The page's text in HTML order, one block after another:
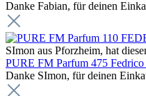
Danke Fabian, für deinen
SImon aus Pforzheim, hat
PURE FM Parfum 475
Danke SImon, für deinen